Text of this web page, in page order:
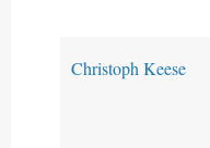
Christoph Keese